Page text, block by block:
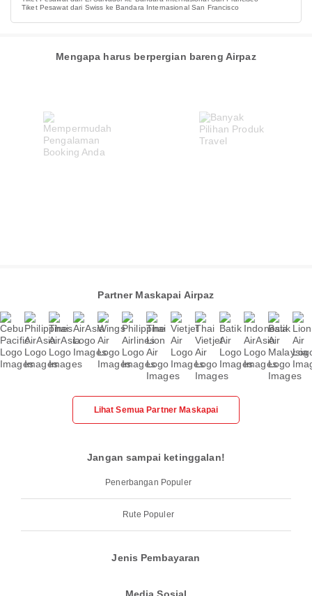
Tiket Pesawat dari Swiss ke Bandara Internasional San Francisco
Mengapa harus berpergian bareng Airpaz
Partner Maskapai Airpaz
Lihat Semua Partner Maskapai
Jangan sampai ketinggalan!
Penerbangan Populer
Rute Populer
Jenis Pembayaran